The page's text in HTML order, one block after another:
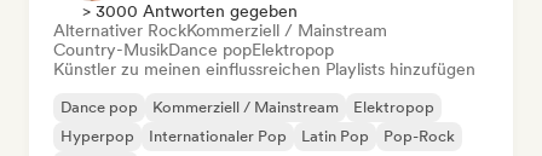
> 3000 Antworten gegeben
Alternativer RockKommerziell / Mainstream
Country-MusikDance popElektropop
Künstler zu meinen einflussreichen Playlists hinzufügen
Dance pop Kommerziell / Mainstream
Elektropop
Hyperpop
Internationaler Pop Latin Pop
Pop-Rock